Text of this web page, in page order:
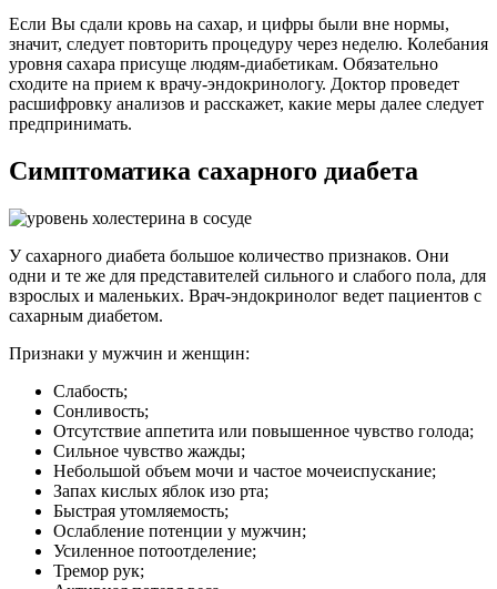
Если Вы сдали кровь на сахар, и цифры были вне нормы,
значит, следует повторить процедуру через неделю. Колебания
уровня сахара присуще людям-диабетикам. Обязательно
сходите на прием к врачу-эндокринологу. Доктор проведет
расшифровку анализов и расскажет, какие меры далее следует
предпринимать.
Симптоматика сахарного диабета
У сахарного диабета большое количество признаков. Они
одни и те же для представителей сильного и слабого пола, для
взрослых и маленьких. Врач-эндокринолог ведет пациентов с
сахарным диабетом.
Признаки у мужчин и женщин:
Слабость;
Сонливость;
Отсутствие аппетита или повышенное чувство голода;
Сильное чувство жажды;
Небольшой объем мочи и частое мочеиспускание;
Запах кислых яблок изо рта;
Быстрая утомляемость;
Ослабление потенции у мужчин;
Усиленное потоотделение;
Тремор рук;